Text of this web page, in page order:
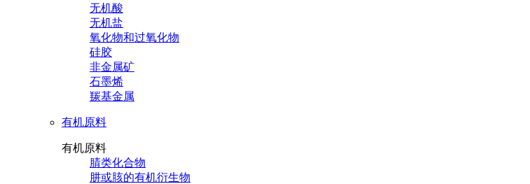
无机酸
无机盐
氧化物和过氧化物
硅胶
非金属矿
石墨烯
羰基金属
有机原料
有机原料
腈类化合物
肼或胲的有机衍生物